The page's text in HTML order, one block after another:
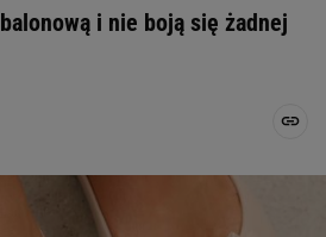
i nie boją się żadnej